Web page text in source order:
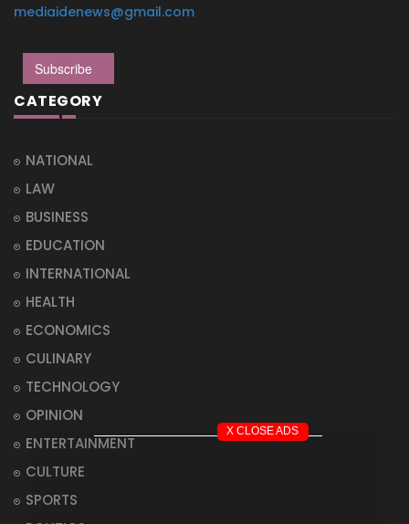
X CLOSE ADS
mediaidenews@gmail.com
Subscribe
CATEGORY
NATIONAL
LAW
BUSINESS
EDUCATION
INTERNATIONAL
HEALTH
ECONOMICS
CULINARY
TECHNOLOGY
OPINION
ENTERTAINMENT
CULTURE
SPORTS